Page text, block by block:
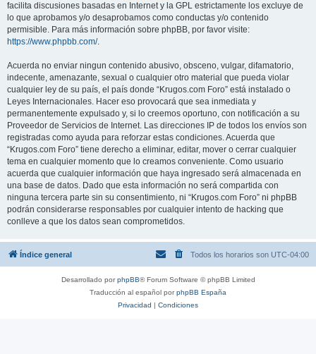
facilita discusiones basadas en Internet y la GPL estrictamente los excluye de
lo que aprobamos y/o desaprobamos como conductas y/o contenido
permisible. Para más información sobre phpBB, por favor visite:
https://www.phpbb.com/.
Acuerda no enviar ningun contenido abusivo, obsceno, vulgar, difamatorio,
indecente, amenazante, sexual o cualquier otro material que pueda violar
cualquier ley de su país, el país donde “Krugos.com Foro” está instalado o
Leyes Internacionales. Hacer eso provocará que sea inmediata y
permanentemente expulsado y, si lo creemos oportuno, con notificación a su
Proveedor de Servicios de Internet. Las direcciones IP de todos los envíos son
registradas como ayuda para reforzar estas condiciones. Acuerda que
“Krugos.com Foro” tiene derecho a eliminar, editar, mover o cerrar cualquier
tema en cualquier momento que lo creamos conveniente. Como usuario
acuerda que cualquier información que haya ingresado será almacenada en
una base de datos. Dado que esta información no será compartida con
ninguna tercera parte sin su consentimiento, ni “Krugos.com Foro” ni phpBB
podrán considerarse responsables por cualquier intento de hacking que
conlleve a que los datos sean comprometidos.
Índice general Todos los horarios son UTC-04:00
Desarrollado porphpBB® Forum Software © phpBB Limited
Traducción al español porphpBB España
Privacidad | Condiciones